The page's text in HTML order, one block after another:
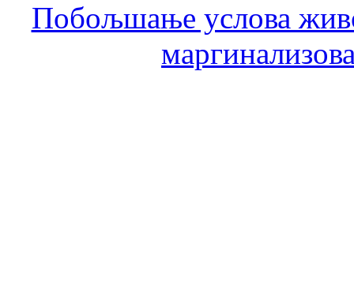
Побољшање услова